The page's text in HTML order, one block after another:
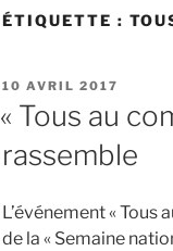
ÉTIQUETTE :
PUBLIÉ
LE
10 AVRIL 2017
« Tous au
rassemble
L’événement « Tous
de la « Semaine